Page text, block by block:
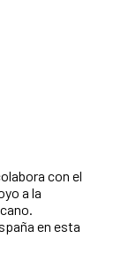
con el
a la
en esta